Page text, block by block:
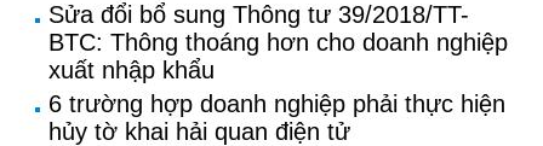
Sửa đổi bổ sung Thông tư 39/2018/TT-
BTC: Thông thoáng hơn cho doanh nghiệp
xuất nhập khẩu
6 trường hợp doanh nghiệp phải thực hiện
hủy tờ khai hải quan điện tử